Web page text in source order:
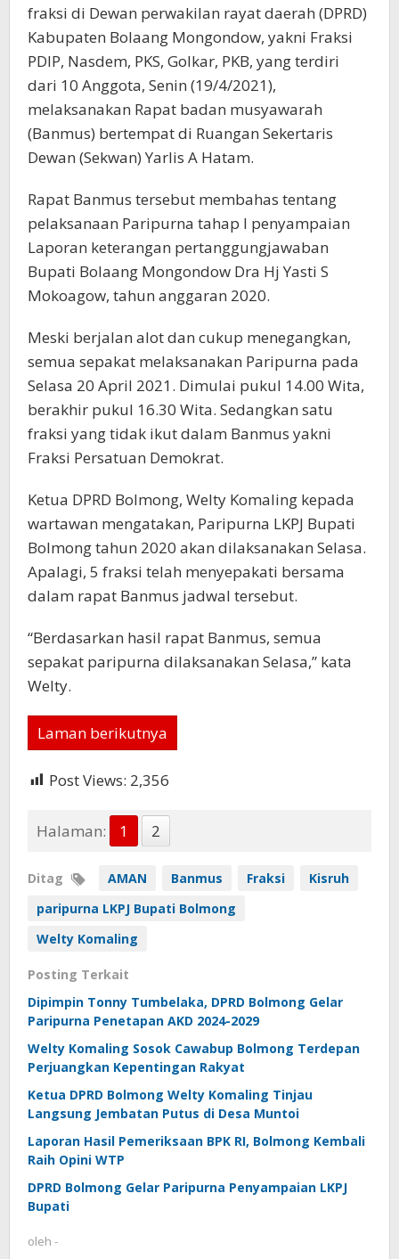
fraksi di Dewan perwakilan rayat daerah (DPRD)
Kabupaten Bolaang Mongondow, yakni Fraksi
PDIP, Nasdem, PKS, Golkar, PKB, yang terdiri
dari 10 Anggota, Senin (19/4/2021),
melaksanakan Rapat badan musyawarah
(Banmus) bertempat di Ruangan Sekertaris
Dewan (Sekwan) Yarlis A Hatam.
Rapat Banmus tersebut membahas tentang
pelaksanaan Paripurna tahap I penyampaian
Laporan keterangan pertanggungjawaban
Bupati Bolaang Mongondow Dra Hj Yasti S
Mokoagow, tahun anggaran 2020.
Meski berjalan alot dan cukup menegangkan,
semua sepakat melaksanakan Paripurna pada
Selasa 20 April 2021. Dimulai pukul 14.00 Wita,
berakhir pukul 16.30 Wita. Sedangkan satu
fraksi yang tidak ikut dalam Banmus yakni
Fraksi Persatuan Demokrat.
Ketua DPRD Bolmong, Welty Komaling kepada
wartawan mengatakan, Paripurna LKPJ Bupati
Bolmong tahun 2020 akan dilaksanakan Selasa.
Apalagi, 5 fraksi telah menyepakati bersama
dalam rapat Banmus jadwal tersebut.
“Berdasarkan hasil rapat Banmus, semua
sepakat paripurna dilaksanakan Selasa,” kata
Welty.
Laman berikutnya
Post Views: 2,356
Halaman: 1 2
Ditag AMAN Banmus Fraksi
Kisruh
paripurna LKPJ Bupati Bolmong
Welty Komaling
Posting Terkait
Dipimpin Tonny Tumbelaka, DPRD Bolmong Gelar
Paripurna Penetapan AKD 2024-2029
Welty Komaling Sosok Cawabup Bolmong Terdepan
Perjuangkan Kepentingan Rakyat
Ketua DPRD Bolmong Welty Komaling Tinjau
Langsung Jembatan Putus di Desa Muntoi
Laporan Hasil Pemeriksaan BPK RI, Bolmong Kembali
Raih Opini WTP
DPRD Bolmong Gelar Paripurna Penyampaian LKPJ
Bupati
oleh -